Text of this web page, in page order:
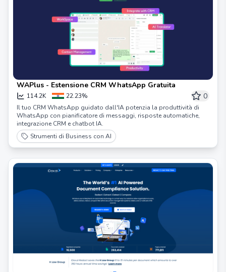
WAPlus - Estensione CRM WhatsApp Gratuita
114.2K 22.23% 0
Il tuo CRM WhatsApp guidato dall'IA potenzia la produttività di
WhatsApp con pianificatore di messaggi, risposte automatiche,
integrazione CRM e chatbot IA.
Strumenti di Business con AI